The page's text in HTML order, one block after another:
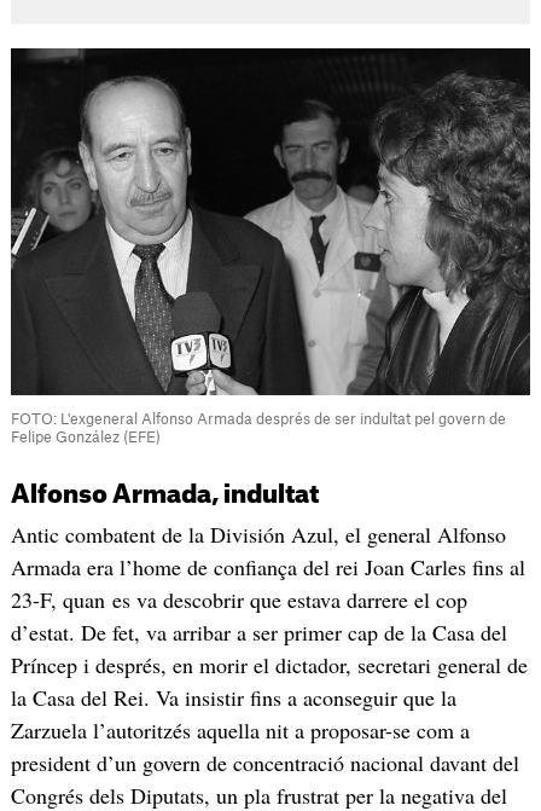
FOTO: L'exgeneral Alfonso Armada després de ser indultat pel govern de
Felipe González (EFE)
Alfonso Armada, indultat
Antic combatent de la División Azul, el general Alfonso
Armada era l’home de confiança del rei Joan Carles fins al
23-F, quan es va descobrir que estava darrere el cop
d’estat. De fet, va arribar a ser primer cap de la Casa del
Príncep i després, en morir el dictador, secretari general de
la Casa del Rei. Va insistir fins a aconseguir que la
Zarzuela l’autoritzés aquella nit a proposar-se com a
president d’un govern de concentració nacional davant del
Congrés dels Diputats, un pla frustrat per la negativa del